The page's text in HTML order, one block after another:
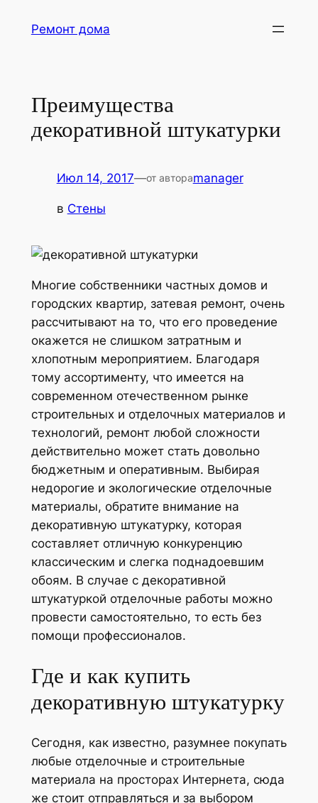
Ремонт дома
Преимущества
декоративной штукатурки
Июл 14, 2017—от автораmanager
в Стены
Многие собственники частных домов и
городских квартир, затевая ремонт, очень
рассчитывают на то, что его проведение
окажется не слишком затратным и
хлопотным мероприятием. Благодаря
тому ассортименту, что имеется на
современном отечественном рынке
строительных и отделочных материалов и
технологий, ремонт любой сложности
действительно может стать довольно
бюджетным и оперативным. Выбирая
недорогие и экологические отделочные
материалы, обратите внимание на
декоративную штукатурку, которая
составляет отличную конкуренцию
классическим и слегка поднадоевшим
обоям. В случае с декоративной
штукатуркой отделочные работы можно
провести самостоятельно, то есть без
помощи профессионалов.
Где и как купить
декоративную штукатурку
Сегодня, как известно, разумнее покупать
любые отделочные и строительные
материала на просторах Интернета, сюда
же стоит отправляться и за выбором